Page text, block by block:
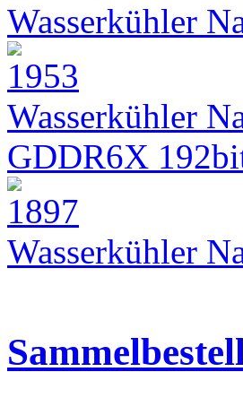
Wasserkühler
Wasserkühler
GDDR6X
Wasserkühler